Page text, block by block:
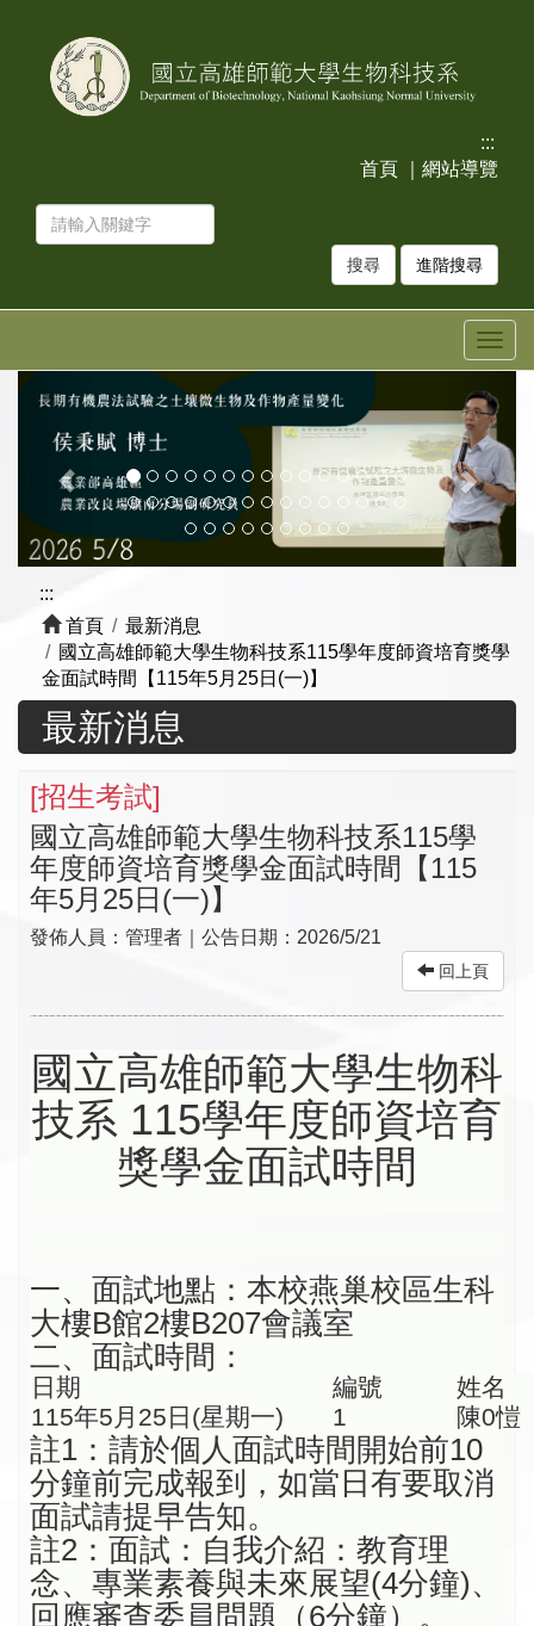
:::
首頁
網站導覽
進階搜尋
張
下
一
張
:::
首頁
最新消息
國立高雄師範大學生物科技系115學年度師資培育獎學
金面試時間【115年5月25日(一)】
最新消息
[招生考試]
國立高雄師範大學生物科技系115學
年度師資培育獎學金面試時間【115
年5月25日(一)】
發佈人員： 管理者 ｜公告日期： 2026/5/21
回上頁
國立高雄師範大學生物科
技系 115學年度師資培育
獎學金面試時間
一、面試地點：本校燕巢校區生科
大樓B館2樓B207會議室
二、面試時間：
日期 編號
姓名
115年5月25日(星期一)
1 陳0愷
註1：請於個人面試時間開始前10
分鐘前完成報到，如當日有要取消
面試請提早告知。
註2：面試：自我介紹：教育理
念、專業素養與未來展望(4分鐘)、
回應審查委員問題（6分鐘）。